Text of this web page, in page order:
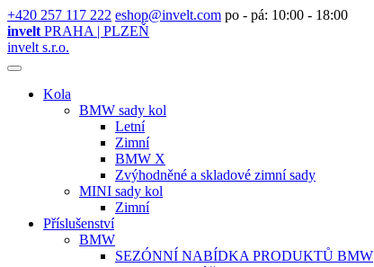
+420 257 117 222 eshop@invelt.com po - pá: 10:00 - 18:00
invelt PRAHA | PLZEŇ
invelt s.r.o.
Kola
BMW sady kol
Letní
Zimní
BMW X
Zvýhodněné a skladové zimní sady
MINI sady kol
Zimní
Příslušenství
BMW
SEZÓNNÍ NABÍDKA PRODUKTŮ BMW